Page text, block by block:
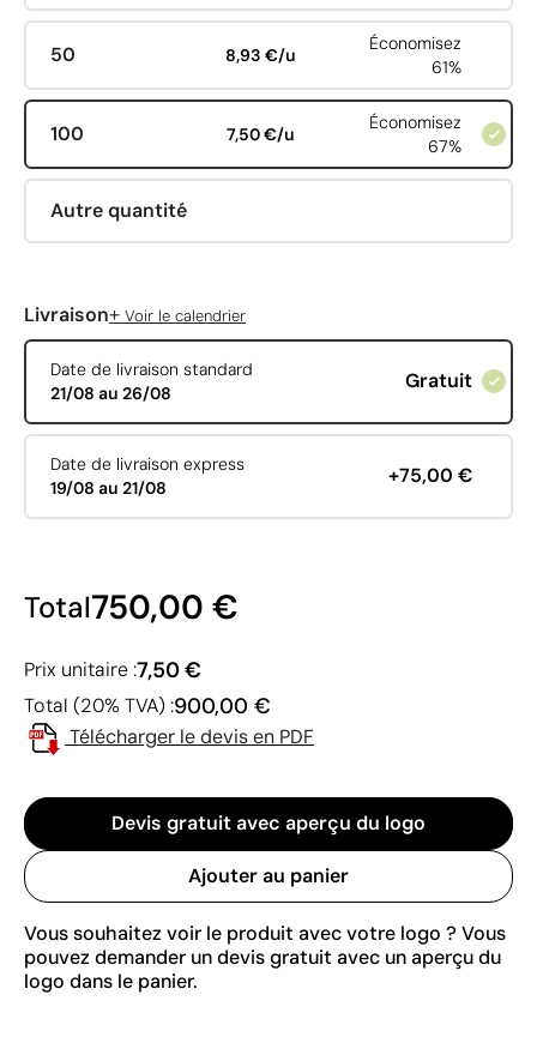
50 8,93 €/u
Économisez
61%
100 7,50 €/u
Économisez
67%
Autre quantité
Livraison+ Voir le calendrier
Date de livraison standard
21/08 au 26/08
Gratuit
Date de livraison express
19/08 au 21/08
+75,00 €
Total750,00 €
Prix unitaire :7,50 €
Total (20% TVA) :900,00 €
Télécharger le devis en PDF
Devis gratuit avec aperçu du logo
Ajouter au panier
Vous souhaitez voir le produit avec votre logo ? Vous
pouvez demander un devis gratuit avec un aperçu du
logo dans le panier.